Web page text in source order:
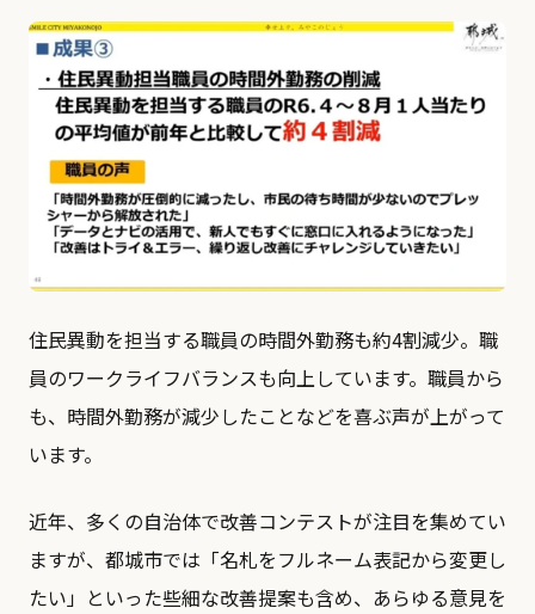
住民異動を担当する職員の時間外勤務も約4割減少。職
員のワークライフバランスも向上しています。職員から
も、時間外勤務が減少したことなどを喜ぶ声が上がって
います。
近年、多くの自治体で改善コンテストが注目を集めてい
ますが、都城市では「名札をフルネーム表記から変更し
たい」といった些細な改善提案も含め、あらゆる意見を